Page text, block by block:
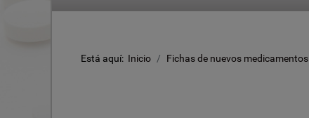
Está aquí: Inicio Fichas de nuevos medicamentos